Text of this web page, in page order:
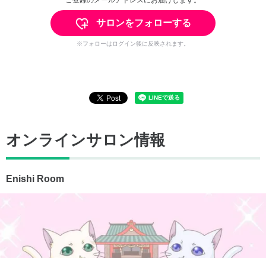
サロンをフォローする
※フォローはログイン後に反映されます。
オンラインサロン情報
Enishi Room